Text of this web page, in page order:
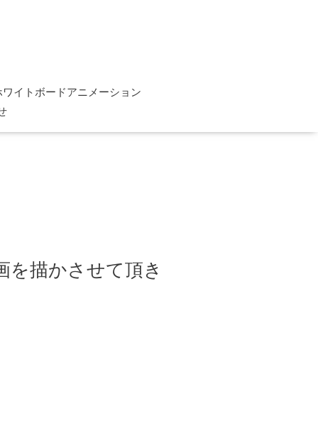
ワイトボードアニメーション
を描かさせて頂き